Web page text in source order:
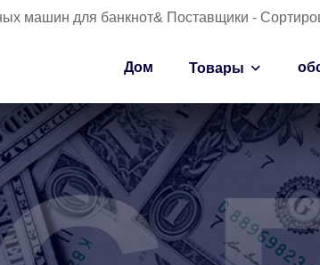
машин для банкнот& Поставщики -
Дом Товары